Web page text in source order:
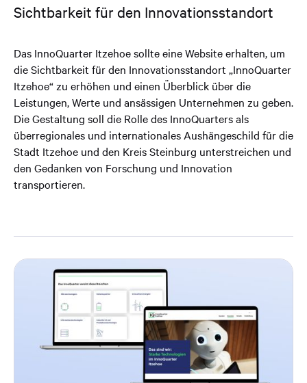
Sichtbarkeit für den Innovationsstandort
Das InnoQuarter Itzehoe sollte eine Website erhalten, um
die Sichtbarkeit für den Innovationsstandort „InnoQuarter
Itzehoe“ zu erhöhen und einen Überblick über die
Leistungen, Werte und ansässigen Unternehmen zu geben.
Die Gestaltung soll die Rolle des InnoQuarters als
überregionales und internationales Aushängeschild für die
Stadt Itzehoe und den Kreis Steinburg unterstreichen und
den Gedanken von Forschung und Innovation
transportieren.